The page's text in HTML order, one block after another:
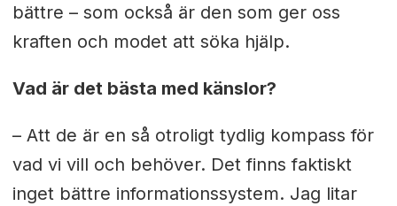
bättre – som också är den som ger oss
kraften och modet att söka hjälp.
Vad är det bästa med känslor?
– Att de är en så otroligt tydlig kompass för
vad vi vill och behöver. Det finns faktiskt
inget bättre informationssystem. Jag litar